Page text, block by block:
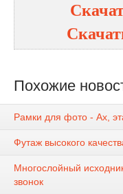
Похожие
Рамки для фото - Ах,
Футаж высокого
Многослойный
звонок